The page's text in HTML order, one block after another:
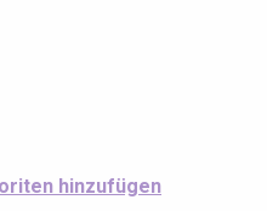
hinzufügen